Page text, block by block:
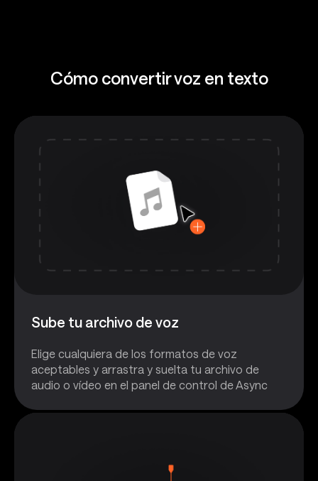
Cómo convertir voz en texto
Sube tu archivo de voz
Elige cualquiera de los formatos de voz
aceptables y arrastra y suelta tu archivo de
audio o vídeo en el panel de control de Async